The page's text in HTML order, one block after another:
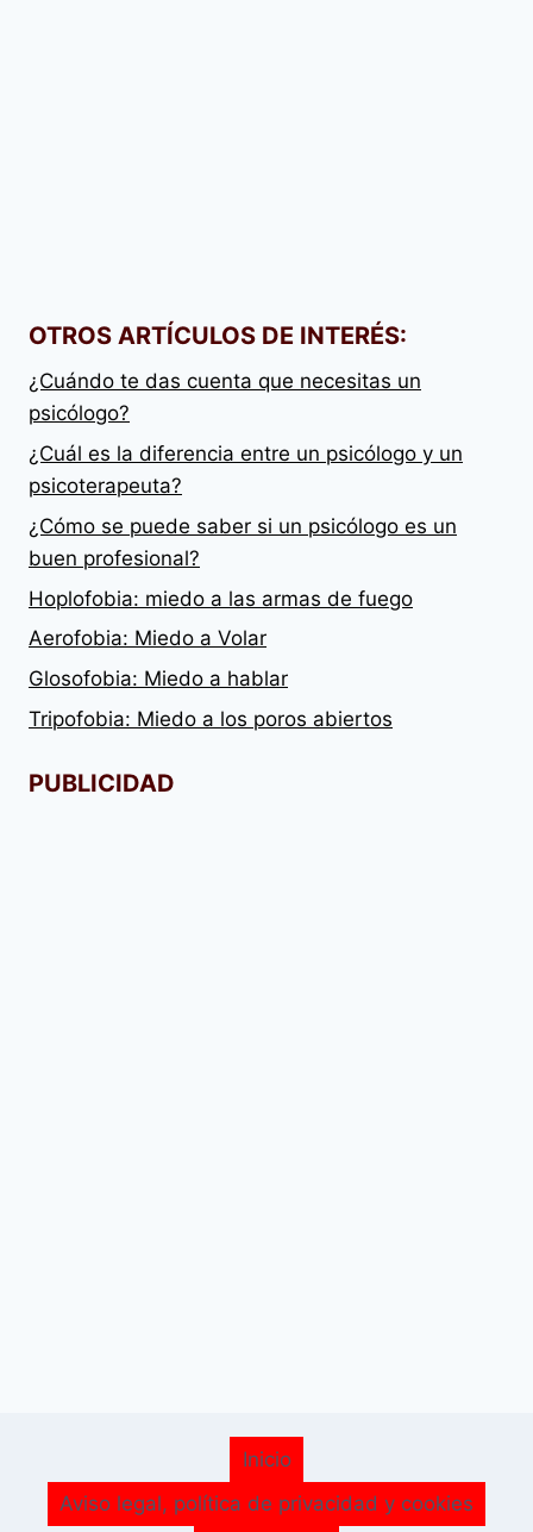
OTROS ARTÍCULOS DE INTERÉS:
¿Cuándo te das cuenta que necesitas un
psicólogo?
¿Cuál es la diferencia entre un psicólogo y un
psicoterapeuta?
¿Cómo se puede saber si un psicólogo es un
buen profesional?
Hoplofobia: miedo a las armas de fuego
Aerofobia: Miedo a Volar
Glosofobia: Miedo a hablar
Tripofobia: Miedo a los poros abiertos
PUBLICIDAD
Inicio
Aviso legal, política de privacidad y cookies